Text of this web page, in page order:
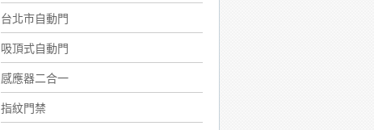
台北市自動門
吸頂式自動門
感應器二合一
指紋門禁